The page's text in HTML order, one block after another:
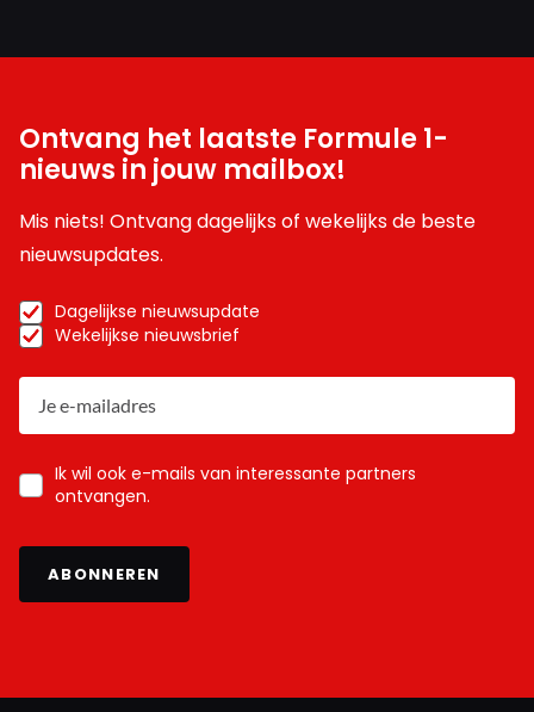
Ontvang het laatste Formule 1-
nieuws in jouw mailbox!
Mis niets! Ontvang dagelijks of wekelijks de beste
nieuwsupdates.
Dagelijkse nieuwsupdate
Wekelijkse nieuwsbrief
Ik wil ook e-mails van interessante partners
ontvangen.
ABONNEREN